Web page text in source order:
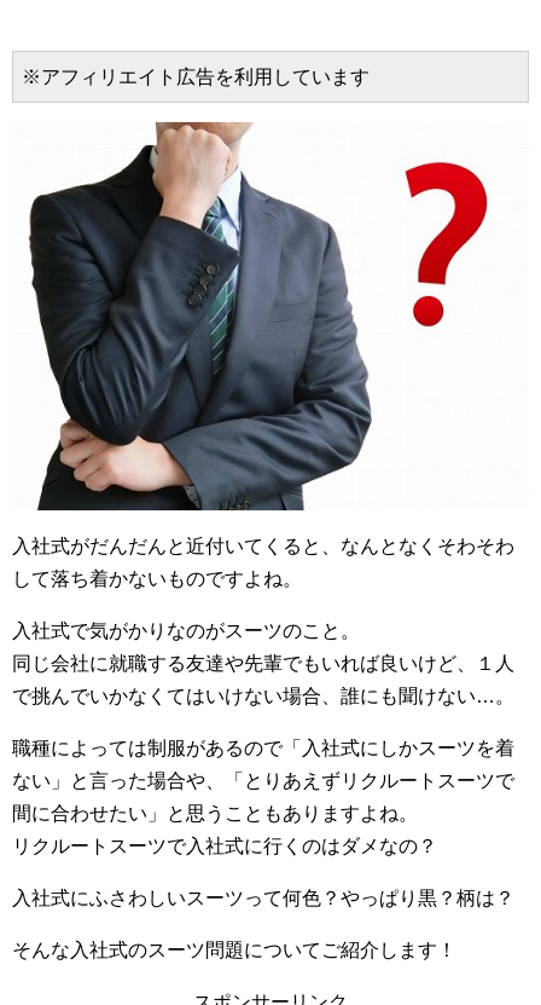
※アフィリエイト広告を利用しています
入社式がだんだんと近付いてくると、なんとなくそわそわ
して落ち着かないものですよね。
入社式で気がかりなのがスーツのこと。
同じ会社に就職する友達や先輩でもいれば良いけど、１人
で挑んでいかなくてはいけない場合、誰にも聞けない…。
職種によっては制服があるので「入社式にしかスーツを着
ない」と言った場合や、「とりあえずリクルートスーツで
間に合わせたい」と思うこともありますよね。
リクルートスーツで入社式に行くのはダメなの？
入社式にふさわしいスーツって何色？やっぱり黒？柄は？
そんな入社式のスーツ問題についてご紹介します！